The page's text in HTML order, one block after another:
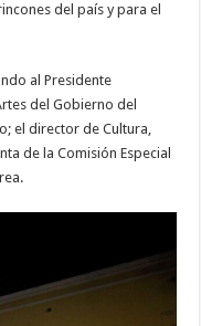
del país y para el
al Presidente
del Gobierno del
el director de Cultura,
de la Comisión Especial